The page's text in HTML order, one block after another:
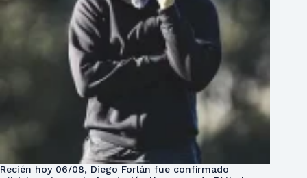
Recién hoy 06/08, Diego Forlán fue confirmado